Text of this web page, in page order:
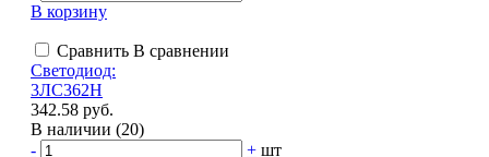
В корзину
Сравнить В сравнении
Светодиод:
3ЛС362Н
342.58 руб.
В наличии (20)
-
+ шт